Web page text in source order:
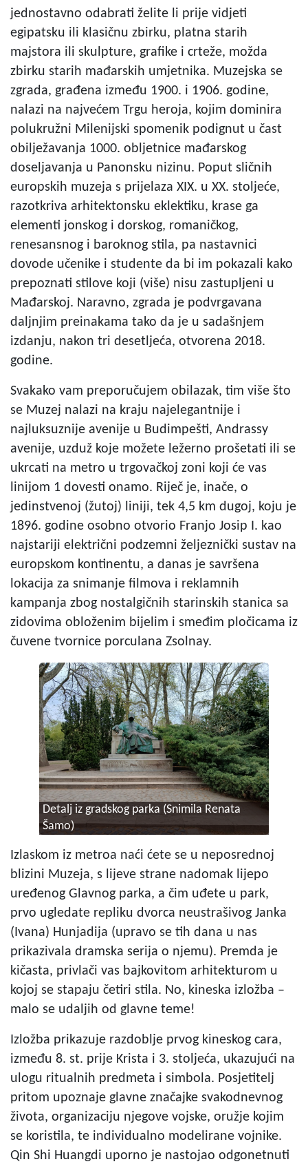
jednostavno odabrati želite li prije vidjeti
egipatsku ili klasičnu zbirku, platna starih
majstora ili skulpture, grafike i crteže, možda
zbirku starih mađarskih umjetnika. Muzejska se
zgrada, građena između 1900. i 1906. godine,
nalazi na najvećem Trgu heroja, kojim dominira
polukružni Milenijski spomenik podignut u čast
obilježavanja 1000. obljetnice mađarskog
doseljavanja u Panonsku nizinu. Poput sličnih
europskih muzeja s prijelaza XIX. u XX. stoljeće,
razotkriva arhitektonsku eklektiku, krase ga
elementi jonskog i dorskog, romaničkog,
renesansnog i baroknog stila, pa nastavnici
dovode učenike i studente da bi im pokazali kako
prepoznati stilove koji (više) nisu zastupljeni u
Mađarskoj. Naravno, zgrada je podvrgavana
daljnjim preinakama tako da je u sadašnjem
izdanju, nakon tri desetljeća, otvorena 2018.
godine.
Svakako vam preporučujem obilazak, tim više što
se Muzej nalazi na kraju najelegantnije i
najluksuznije avenije u Budimpešti, Andrassy
avenije, uzduž koje možete ležerno prošetati ili se
ukrcati na metro u trgovačkoj zoni koji će vas
linijom 1 dovesti onamo. Riječ je, inače, o
jedinstvenoj (žutoj) liniji, tek 4,5 km dugoj, koju je
1896. godine osobno otvorio Franjo Josip I. kao
najstariji električni podzemni željeznički sustav na
europskom kontinentu, a danas je savršena
lokacija za snimanje filmova i reklamnih
kampanja zbog nostalgičnih starinskih stanica sa
zidovima obloženim bijelim i smeđim pločicama iz
čuvene tvornice porculana Zsolnay.
Detalj iz gradskog parka (Snimila Renata
Šamo)
Izlaskom iz metroa naći ćete se u neposrednoj
blizini Muzeja, s lijeve strane nadomak lijepo
uređenog Glavnog parka, a čim uđete u park,
prvo ugledate repliku dvorca neustrašivog Janka
(Ivana) Hunjadija (upravo se tih dana u nas
prikazivala dramska serija o njemu). Premda je
kičasta, privlači vas bajkovitom arhitekturom u
kojoj se stapaju četiri stila. No, kineska izložba –
malo se udaljih od glavne teme!
Izložba prikazuje razdoblje prvog kineskog cara,
između 8. st. prije Krista i 3. stoljeća, ukazujući na
ulogu ritualnih predmeta i simbola. Posjetitelj
pritom upoznaje glavne značajke svakodnevnog
života, organizaciju njegove vojske, oružje kojim
se koristila, te individualno modelirane vojnike.
Qin Shi Huangdi uporno je nastojao odgonetnuti